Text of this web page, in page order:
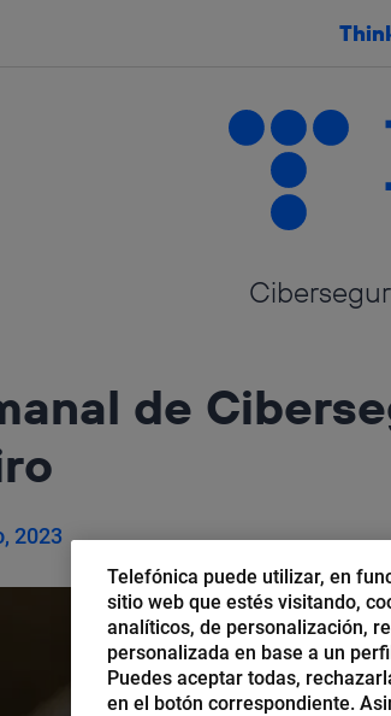
de
2023
Telefónica puede utilizar, en
sitio web que estés visitando,
analíticos, de personalización,
personalizada en base a un
Puedes aceptar todas,
en el botón correspondiente.